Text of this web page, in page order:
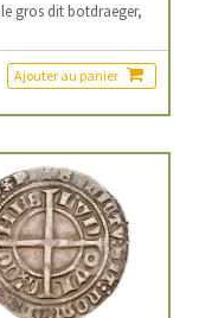
gros dit botdraeger,
Ajouter au panier